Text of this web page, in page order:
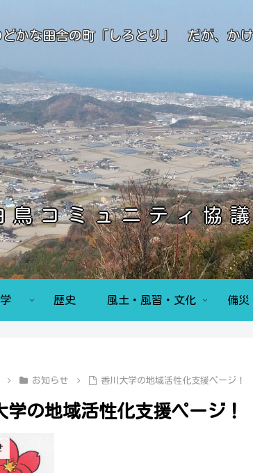
かな田舎の町「しろとり」 だが、か
鳥コミュニティ協
学 歴史 風土・風習・文化 備災
お知らせ 香川大学の地域活性化支援ページ！
学の地域活性化支援ページ